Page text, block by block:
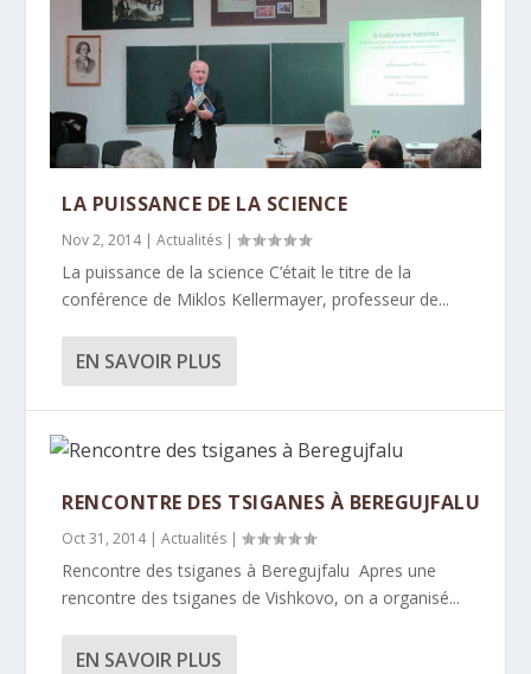
LA PUISSANCE DE LA SCIENCE
Nov 2, 2014|Actualités |
La puissance de la science C’était le titre de la
conférence de Miklos Kellermayer, professeur de...
EN SAVOIR PLUS
RENCONTRE DES TSIGANES À BEREGUJFALU
Oct 31, 2014|Actualités |
Rencontre des tsiganes à Beregujfalu Apres une
rencontre des tsiganes de Vishkovo, on a organisé...
EN SAVOIR PLUS